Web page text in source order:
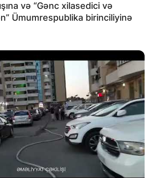
və “Gənc xilasedici və
Ümumrespublika birinciliyinə